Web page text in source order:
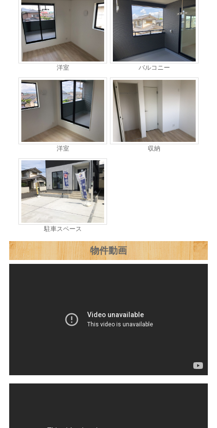
洋室 バルコニー
洋室 収納
駐車スペース
物件動画